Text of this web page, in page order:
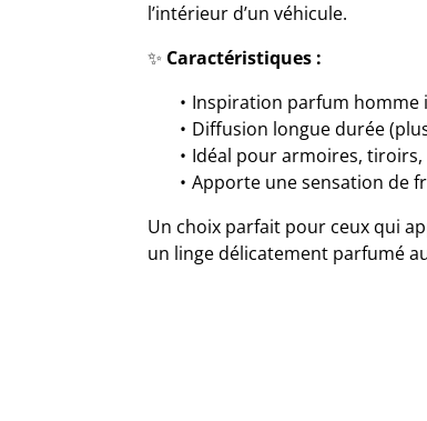
l’intérieur d’un véhicule.
✨ Caractéristiques :
Inspiration parfum homme
Diffusion longue durée
Idéal pour armoires, tiroirs,
Apporte une sensation de
Un choix parfait pour ceux qui
un linge délicatement parfumé